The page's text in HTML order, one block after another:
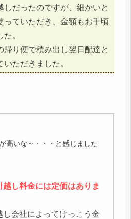
しだったのですが、細かいと
っていただき、金額もお手頃
。
帰り便で積み出し翌日配達と
ただきました。
高いな～・・・と感じました
し料金には定価はありま
し会社によってけっこう金